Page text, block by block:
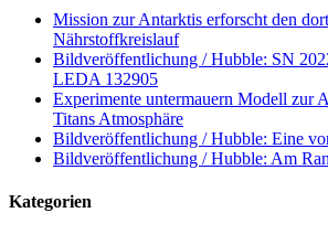
Mission zur Antarktis erforscht den
Nährstoffkreislauf
Bildveröffentlichung / Hubble: SN
LEDA 132905
Experimente untermauern Modell zur
Titans Atmosphäre
Bildveröffentlichung / Hubble: Eine
Bildveröffentlichung / Hubble: Am
Kategorien